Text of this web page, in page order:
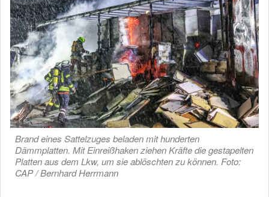
Brand eines Sattelzuges beladen mit hunderten
Dämmplatten. Mit Einreißhaken ziehen Kräfte die gestapelten
Platten aus dem Lkw, um sie ablöschten zu können. Foto:
CAP / Bernhard Herrmann